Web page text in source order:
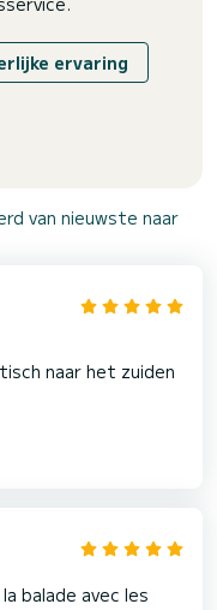
ervaring
van nieuwste naar
naar het zuiden
balade avec les